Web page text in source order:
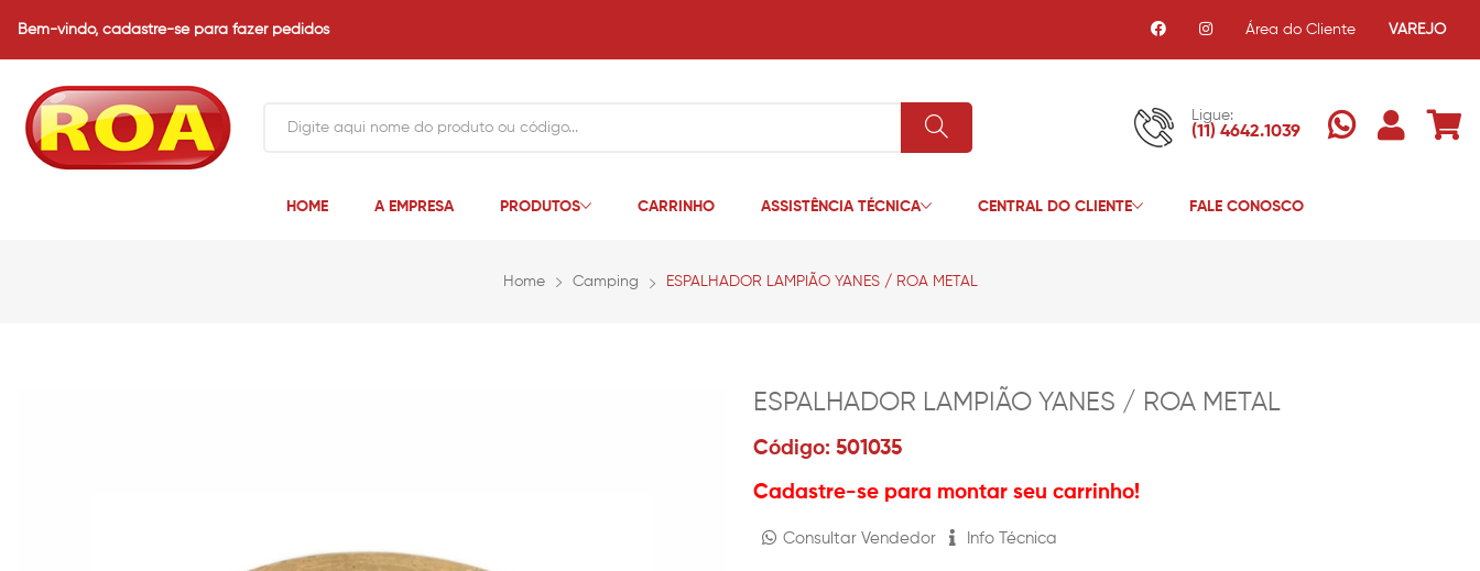
Bem-vindo, cadastre-se para fazer pedidos Área do Cliente VAREJO
Ligue:
(11) 4642.1039
HOME A EMPRESA PRODUTOS CARRINHO ASSISTÊNCIA TÉCNICA CENTRAL DO CLIENTE FALE CONOSCO
Home Camping ESPALHADOR LAMPIÃO YANES / ROA METAL
ESPALHADOR LAMPIÃO YANES / ROA METAL
Código: 501035
Cadastre-se para montar seu carrinho!
Consultar Vendedor Info Técnica